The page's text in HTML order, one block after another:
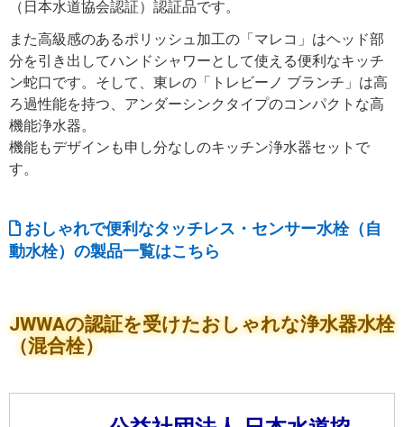
（日本水道協会認証）認証品です。
また高級感のあるポリッシュ加工の「マレコ」はヘッド部
分を引き出してハンドシャワーとして使える便利なキッチ
ン蛇口です。そして、東レの「トレビーノ ブランチ」は高
ろ過性能を持つ、アンダーシンクタイプのコンパクトな高
機能浄水器。
機能もデザインも申し分なしのキッチン浄水器セットで
す。
おしゃれで便利なタッチレス・センサー水栓（自
動水栓）の製品一覧はこちら
JWWAの認証を受けたおしゃれな浄水器水栓
（混合栓）